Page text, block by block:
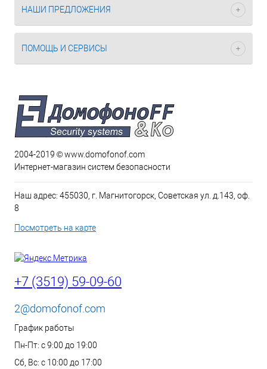
НАШИ ПРЕДЛОЖЕНИЯ
ПОМОЩЬ И СЕРВИСЫ
2004-2019 © www.domofonof.com
Интернет-магазин систем безопасности
Наш адрес: 455030, г. Магнитогорск, Советская ул. д.143, оф.
8
Посмотреть на карте
+7 (3519) 59-09-60
2@domofonof.com
График работы
Пн-Пт: с 9:00 до 19:00
Сб, Вс: с 10:00 до 17:00